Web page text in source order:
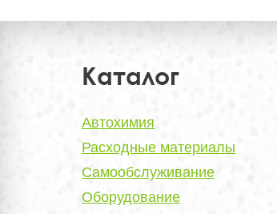
Каталог
Автохимия
Расходные материалы
Самообслуживание
Оборудование